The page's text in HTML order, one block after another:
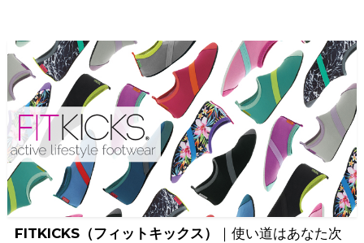
FITKICKS（フィットキックス）
｜使い道はあなた次